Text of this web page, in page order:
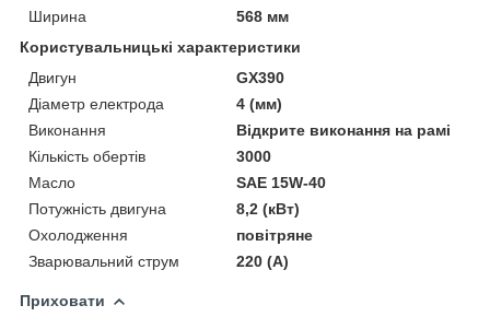
Ширина
568 мм
Користувальницькі характеристики
Двигун
GX390
Діаметр електрода
4 (мм)
Виконання
Відкрите виконання на рамі
Кількість обертів
3000
Масло
SAE 15W-40
Потужність двигуна
8,2 (кВт)
Охолодження
повітряне
Зварювальний струм
220 (А)
Приховати